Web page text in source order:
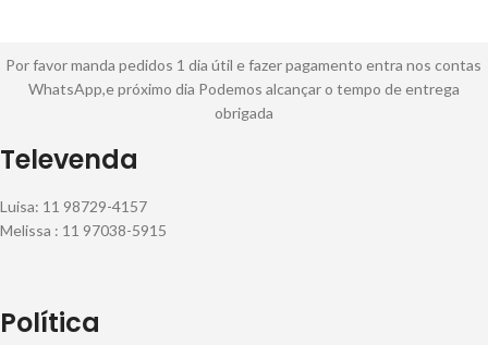
Por favor manda pedidos 1 dia útil e fazer pagamento entra nos contas
WhatsApp,e próximo dia Podemos alcançar o tempo de entrega
obrigada
Televenda
Luisa: 11 98729-4157
Melissa : 11 97038-5915
Política